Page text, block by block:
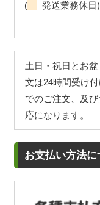
( 発送業務休日)
土日・祝日とお
文は24時間受け
でのご注文、及
応になります。
お支払い方法に